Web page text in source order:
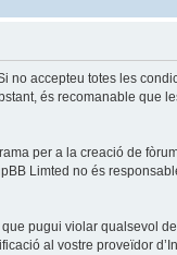
no accepteu totes les
és recomanable que
per a la creació de
Limted no és
pugui violar qualsevol
al vostre proveïdor